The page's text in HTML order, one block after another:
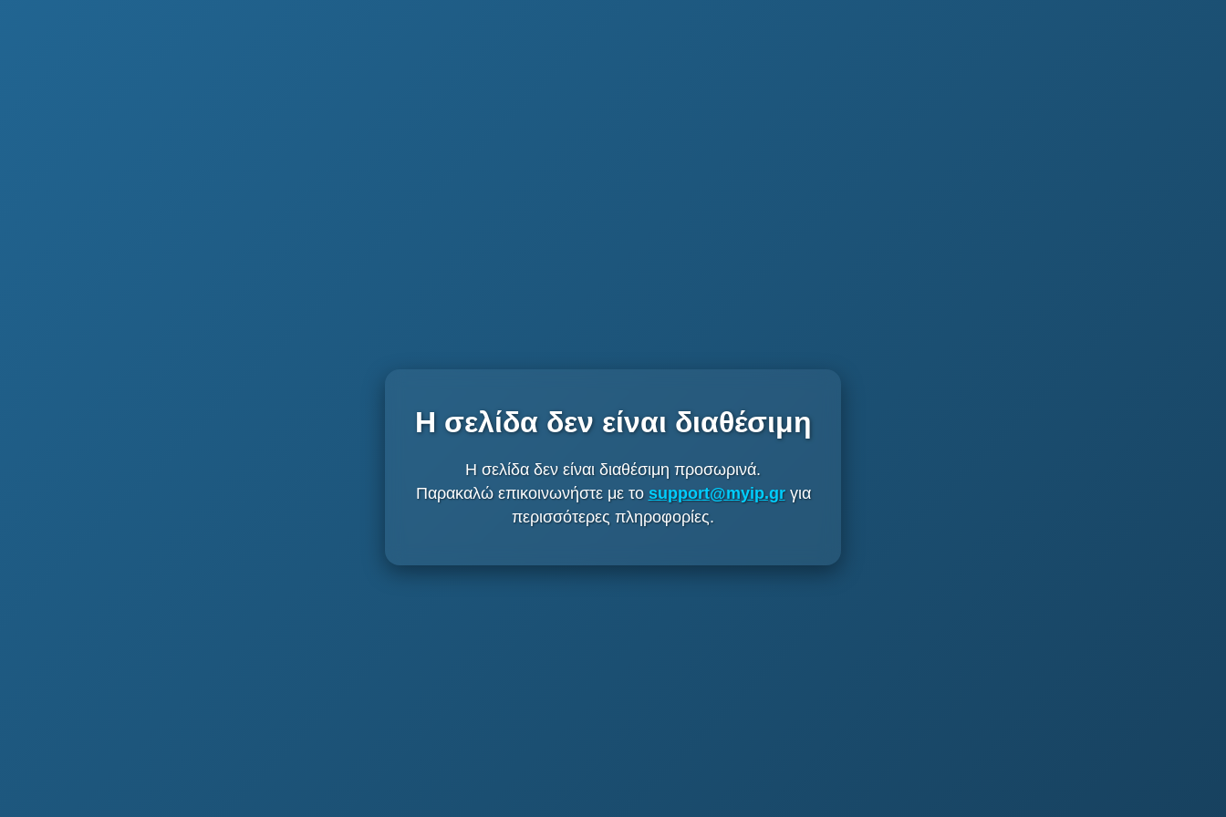
Η σελίδα δεν είναι διαθέσιμη
Η σελίδα δεν είναι διαθέσιμη προσωρινά.
Παρακαλώ επικοινωνήστε με το support@myip.grγια
περισσότερες πληροφορίες.